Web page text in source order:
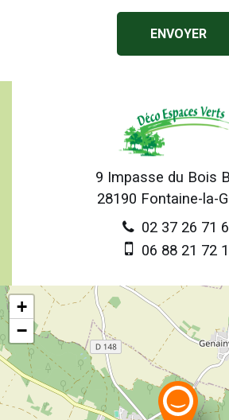
9 Impasse du Bois
28190 Fontaine-la-
02 37 26 71
06 88 21 72
+
−